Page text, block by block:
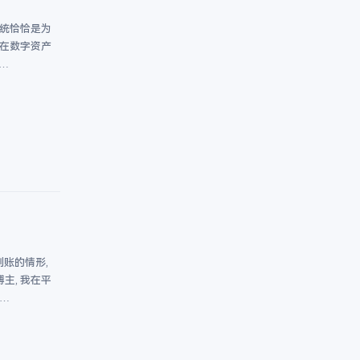
恰恰是为
数字资产
…
的情形,
主, 我在平